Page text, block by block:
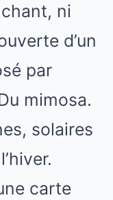
ni
d’un
par
mimosa.
solaires
carte